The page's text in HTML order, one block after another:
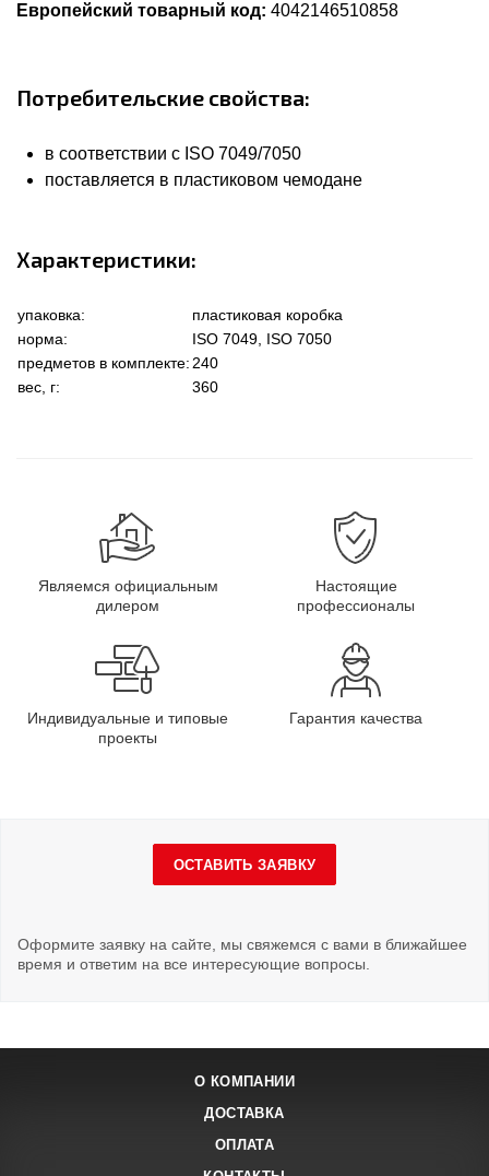
Европейский товарный код: 4042146510858
Потребительские свойства:
в соответствии с ISO 7049/7050
поставляется в пластиковом чемодане
Характеристики:
упаковка:
пластиковая коробка
норма:
ISO 7049, ISO 7050
предметов в комплекте: 240
вес, г:
360
Являемся официальным
дилером
Настоящие
профессионалы
Индивидуальные и типовые
проекты
Гарантия качества
ОСТАВИТЬ ЗАЯВКУ
Оформите заявку на сайте, мы свяжемся с вами в ближайшее
время и ответим на все интересующие вопросы.
О КОМПАНИИ
ДОСТАВКА
ОПЛАТА